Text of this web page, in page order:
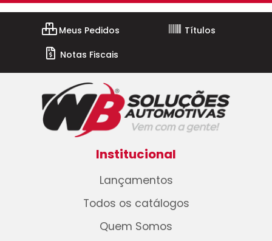
Meus Pedidos
Títulos
Notas Fiscais
Institucional
Lançamentos
Todos os catálogos
Quem Somos